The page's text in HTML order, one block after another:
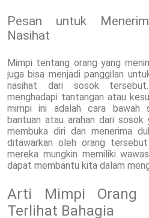
Pesan untuk
Nasihat
Mimpi tentang orang yang
juga bisa menjadi panggilan
nasihat dari sosok
menghadapi tantangan atau
mimpi ini adalah cara bawah
bantuan atau arahan dari
membuka diri dan menerima
ditawarkan oleh orang
mereka mungkin memiliki
dapat membantu kita dalam
Arti Mimpi Orang
Terlihat Bahagia